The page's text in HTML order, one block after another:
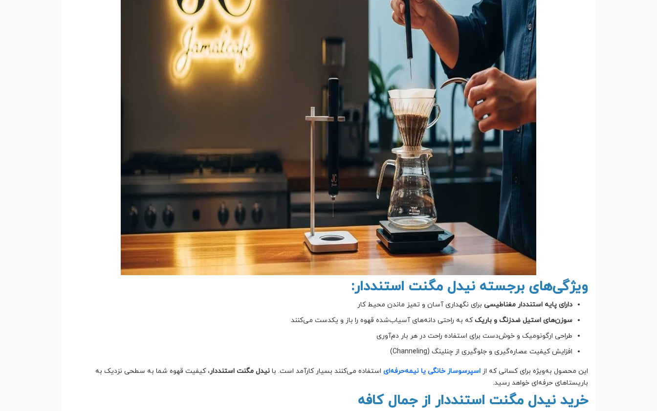
ویژگی‌های برجسته نیدل مگنت استنددار:
دارای پایه استنددار مغناطیسیبرای نگهداری آسان و تمیز ماندن محیط کار
سوزن‌های استیل ضدزنگ و باریککه به راحتی دانه‌های آسیاب‌شده قهوه را باز و یکدست می‌کنند
طراحی ارگونومیک و خوش‌دست برای استفاده راحت در هر بار دم‌آوری
افزایش کیفیت عصاره‌گیری و جلوگیری از چنلینگ (Channeling)
این محصول به‌ویژه برای کسانی که از اسپرسوساز خانگی یا نیمه‌حرفه‌ایاستفاده می‌کنند بسیار کارآمد است. با نیدل مگنت استنددار، کیفیت قهوه شما به سطحی نزدیک به
باریستاهای حرفه‌ای خواهد رسید.
خرید نیدل مگنت استنددار از جمال کافه